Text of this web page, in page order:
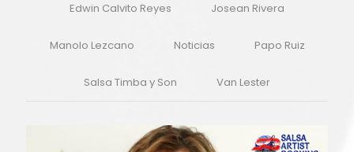
Edwin Calvito Reyes Josean Rivera
Manolo Lezcano Noticias Papo Ruiz
Salsa Timba y Son Van Lester